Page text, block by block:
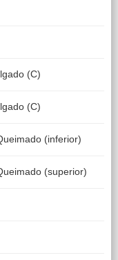
(C)
(C)
(inferior)
(superior)